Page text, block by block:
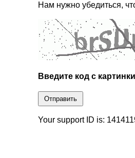
Нам нужно убедиться,
Введите код с
Отправить
Your support ID is: